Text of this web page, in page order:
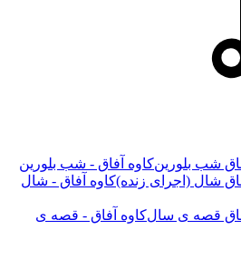
کاوه آفاق - شب بلورین
کاوه آفاق - شال
کاوه آفاق - قصه ی